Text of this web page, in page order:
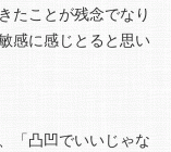
たことが残念でなり
感に感じとると思い
「凸凹でいいじゃな